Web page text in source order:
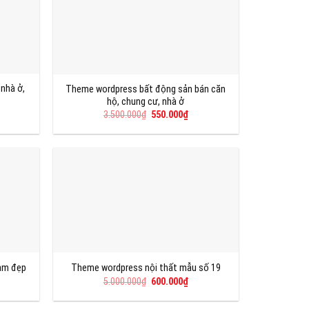
ở,
Theme wordpress bất động sản bán căn
hộ, chung cư, nhà ở
3.500.000₫ Giá
là:
550.000₫Giá
tại
đẹp
Theme wordpress nội thất mẫu số 19
5.000.000₫ Giá
là:
600.000₫Giá
tại